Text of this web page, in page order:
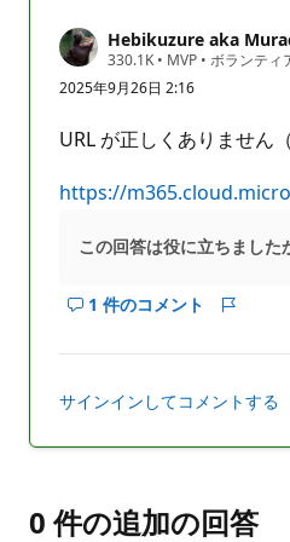
Hebikuzure aka
330.1K 評
価
の
イ
ン
• MVP • ボランティ
2025年9月26日 2:16
URL が正しくありません
https://
この回答は役に立ちました
1 件のコメント
こ
答
の
コ
ト
ト
サインインしてコメントする
0 件の追加の回答